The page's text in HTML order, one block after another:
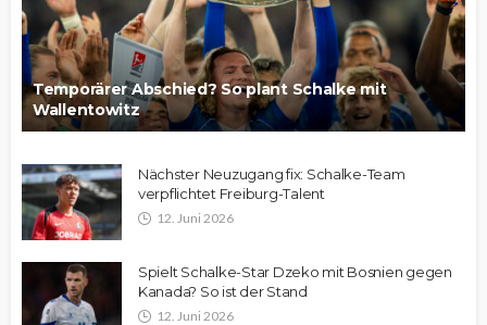
Temporärer Abschied? So plant Schalke mit
Wallentowitz
Nächster Neuzugang fix: Schalke-Team
verpflichtet Freiburg-Talent
12. Juni 2026
Spielt Schalke-Star Dzeko mit Bosnien gegen
Kanada? So ist der Stand
12. Juni 2026